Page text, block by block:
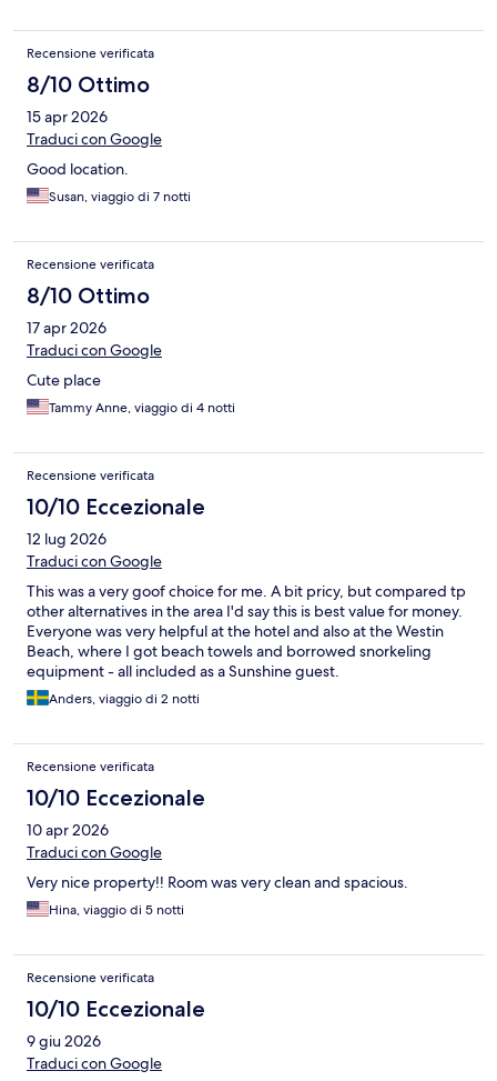
Recensione verificata
8/10 Ottimo
15 apr 2026
Traduci con Google
Good location.
Susan, viaggio di 7 notti
Recensione verificata
8/10 Ottimo
17 apr 2026
Traduci con Google
Cute place
Tammy Anne, viaggio di 4 notti
Recensione verificata
10/10 Eccezionale
12 lug 2026
Traduci con Google
This was a very goof choice for me. A bit pricy, but compared tp
other alternatives in the area I'd say this is best value for money.
Everyone was very helpful at the hotel and also at the Westin
Beach, where I got beach towels and borrowed snorkeling
equipment - all included as a Sunshine guest.
Anders, viaggio di 2 notti
Recensione verificata
10/10 Eccezionale
10 apr 2026
Traduci con Google
Very nice property!! Room was very clean and spacious.
Hina, viaggio di 5 notti
Recensione verificata
10/10 Eccezionale
9 giu 2026
Traduci con Google